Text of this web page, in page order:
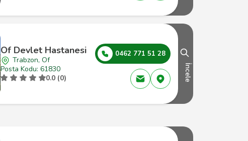
Of Devlet Hastanesi
Trabzon, Of
Posta Kodu: 61830
0.0 (0)
0462 771 51 28
İncele